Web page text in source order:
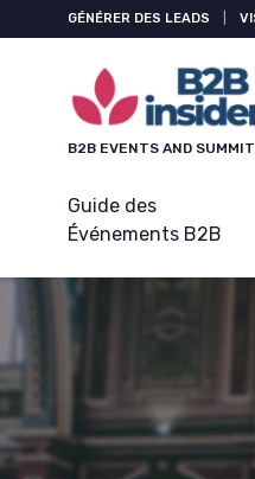
GÉNÉRER DES LEADS
B2B EVENTS AND SUMMIT
Guide des
Événements B2B
Panneau de gestion des